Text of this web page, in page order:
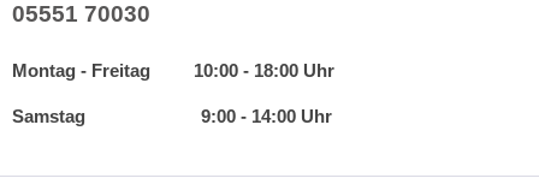
05551 70030
Montag - Freitag 10:00 - 18:00 Uhr
Samstag 9:00 - 14:00 Uhr